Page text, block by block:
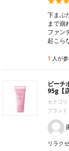
下まぶ
まで崩
ファン
起こら
1 人が
ピーチ
95g【
カテゴリ
ブランド
リラク